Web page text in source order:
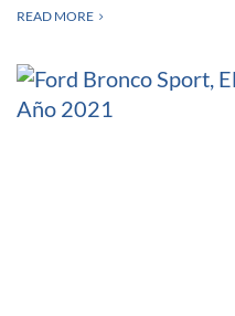
READ MORE